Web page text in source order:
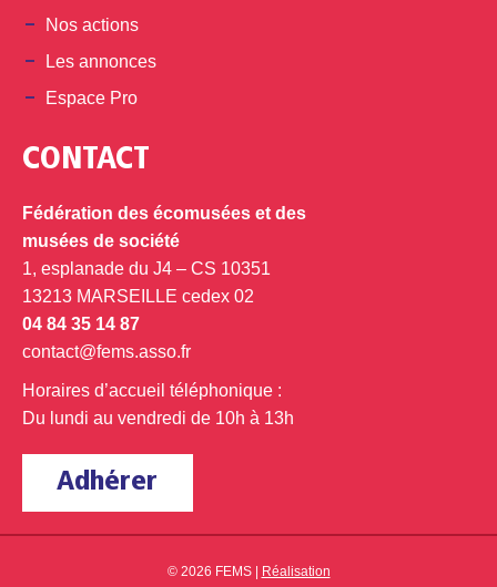
Nos actions
Les annonces
Espace Pro
CONTACT
Fédération des écomusées et des
musées de société
1, esplanade du J4 – CS 10351
13213 MARSEILLE cedex 02
04 84 35 14 87
contact@fems.asso.fr
Horaires d’accueil téléphonique :
Du lundi au vendredi de 10h à 13h
Adhérer
© 2026 FEMS | Réalisation